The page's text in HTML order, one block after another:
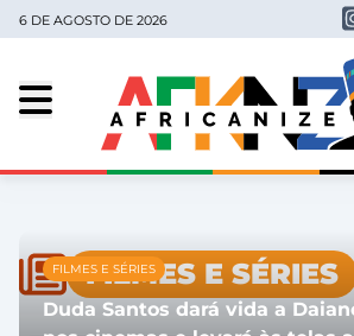
6 DE AGOSTO DE 2026
FILMES E SÉRIES
FILMES E SÉRIES
Duda Santos dará vida a